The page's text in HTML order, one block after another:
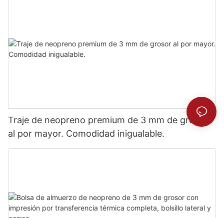
Traje de neopreno premium de 3 mm de grosor
al por mayor. Comodidad inigualable.